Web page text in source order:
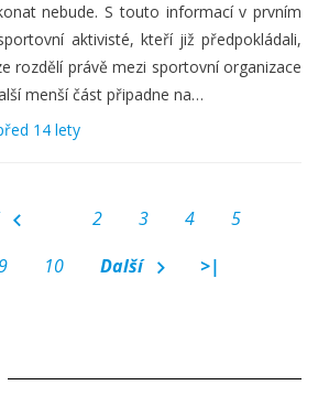
nebude. S touto informací v prvním
aktivisté, kteří již předpokládali,
rozdělí právě mezi sportovní organizace
menší část připadne na…
14 lety
2 3 4
5
10 Další >|